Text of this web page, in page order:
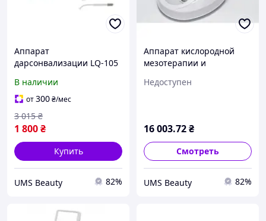
Аппарат
дарсонвализации LQ-105
В наличии
от300₴/мес
1 800₴
3 015 ₴
Купить
UMS Beauty 82%
Аппарат кислородной
мезотерапии и
101
Недоступен
16 003.72₴
Смотреть
UMS Beauty 82%